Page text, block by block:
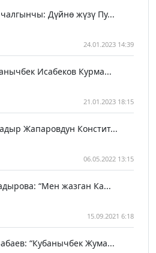
Дүйнө жүзү Пу...
24.01.2023 14:39
Исабеков Курма...
21.01.2023 18:15
Жапаровдун Констит...
06.05.2022 13:15
“Мен жазган Ка...
15.09.2021 6:18
“Кубанычбек Жума...